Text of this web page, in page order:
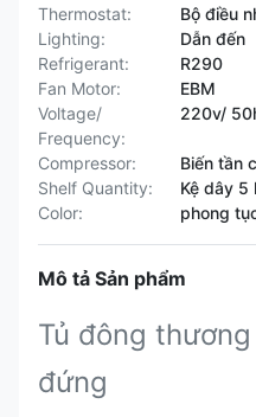
Thermostat:
Bộ điều
Lighting:
Dẫn đến
Refrigerant:
R290
Fan Motor:
EBM
Voltage/
Frequency:
220v/
Compressor:
Biến tần
Shelf Quantity:
Kệ dây 5
Color:
phong
Mô tả Sản phẩm
Tủ đông
đứng